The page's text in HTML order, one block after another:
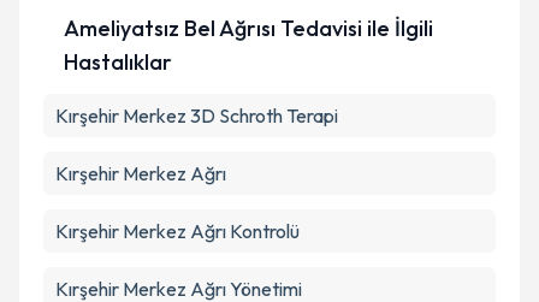
Takvim Talebini Gönder
Ameliyatsız Bel Ağrısı Tedavisi ile İlgili
Hastalıklar
Kırşehir Merkez 3D Schroth Terapi
Kırşehir Merkez Ağrı
Kırşehir Merkez Ağrı Kontrolü
Kırşehir Merkez Ağrı Yönetimi